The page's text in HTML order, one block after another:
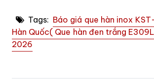
Tags: Báo giá que hàn inox
Hàn Quốc( Que hàn đen trắng
2026